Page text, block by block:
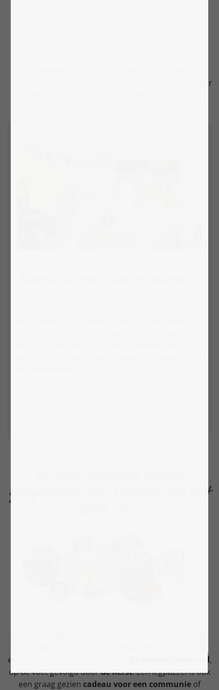
passen van de stukjes door
gelegenheden voor kinderpuzzels met
een puzzel een plezier te doen is
de sinterklaasavond,
op de voet gevolgd doorde Kerst. Een legpuzzel is ook
een graag gezien cadeau voor een communie of